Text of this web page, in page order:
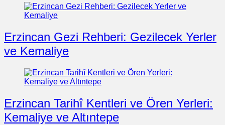
Erzincan Gezi Rehberi: Gezilecek Yerler
ve Kemaliye
Erzincan Tarihî Kentleri ve Ören Yerleri:
Kemaliye ve Altıntepe